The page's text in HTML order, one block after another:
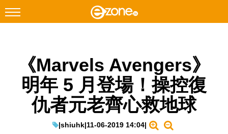
Facebook Instagram
科技焦點
網絡生活
《Marvels Avengers》
明年 5 月登場！操控復
仇者元老齊心救地球
|shiuhk|11-06-2019 14:04|